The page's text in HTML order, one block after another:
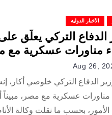
الأخبار الدولية
الدفاع التركي يعلّق
مناورات عسكرية مع
Aug 26,
الدفاع التركي خلوصي أكار،
عسكرية مع مصر، مبيناً
بحسب ما نقلت وكالة